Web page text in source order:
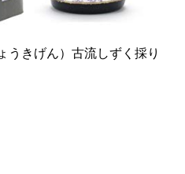
うきげん）古流しずく採り